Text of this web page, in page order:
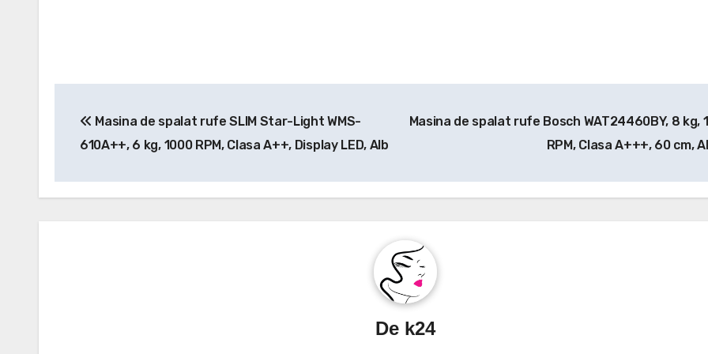
Masina de spalat rufe SLIM Star-Light WMS-
610A++, 6 kg, 1000 RPM, Clasa A++, Display LED, Alb
Masina de spalat rufe Bosch WAT24460BY, 8 kg,
RPM, Clasa A+++, 60 cm,
De k24